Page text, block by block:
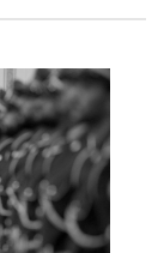
"كارنيغي"
نشره على
حرفياً.